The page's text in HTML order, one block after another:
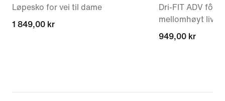
Løpesko for vei til dame
1 849,00 kr
1 849,00 kr
Dri-FIT ADV
mellomhøyt liv til
949,00 kr
949,00 kr